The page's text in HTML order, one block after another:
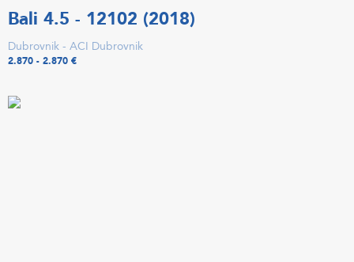
Bali 4.5 - 12102 (2018)
Dubrovnik - ACI Dubrovnik
2.870 - 2.870 €